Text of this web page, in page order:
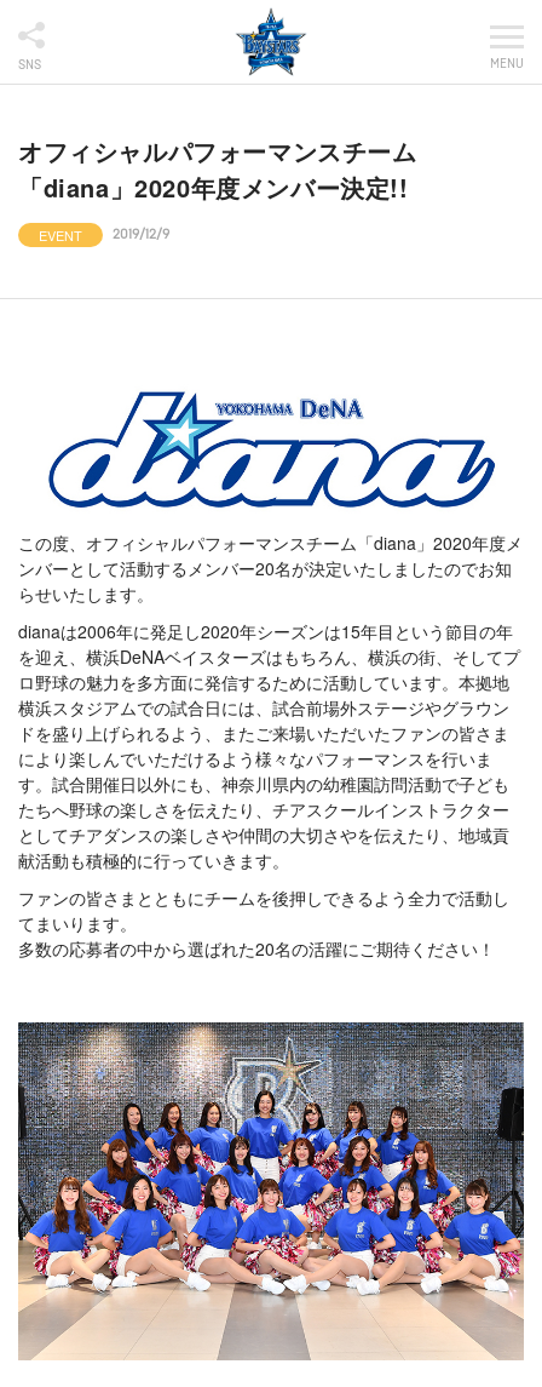
SNS MENU
オフィシャルパフォーマンスチーム
「diana」2020年度メンバー決定!!
EVENT 2019/12/9
この度、オフィシャルパフォーマンスチーム「diana」2020年度メ
ンバーとして活動するメンバー20名が決定いたしましたのでお知
らせいたします。
dianaは2006年に発足し2020年シーズンは15年目という節目の年
を迎え、横浜DeNAベイスターズはもちろん、横浜の街、そしてプ
ロ野球の魅力を多方面に発信するために活動しています。本拠地
横浜スタジアムでの試合日には、試合前場外ステージやグラウン
ドを盛り上げられるよう、またご来場いただいたファンの皆さま
により楽しんでいただけるよう様々なパフォーマンスを行いま
す。試合開催日以外にも、神奈川県内の幼稚園訪問活動で子ども
たちへ野球の楽しさを伝えたり、チアスクールインストラクター
としてチアダンスの楽しさや仲間の大切さやを伝えたり、地域貢
献活動も積極的に行っていきます。
ファンの皆さまとともにチームを後押しできるよう全力で活動し
てまいります。
多数の応募者の中から選ばれた20名の活躍にご期待ください！